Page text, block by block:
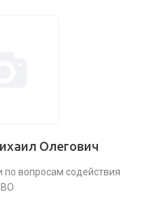
Олегович
вопросам содействия